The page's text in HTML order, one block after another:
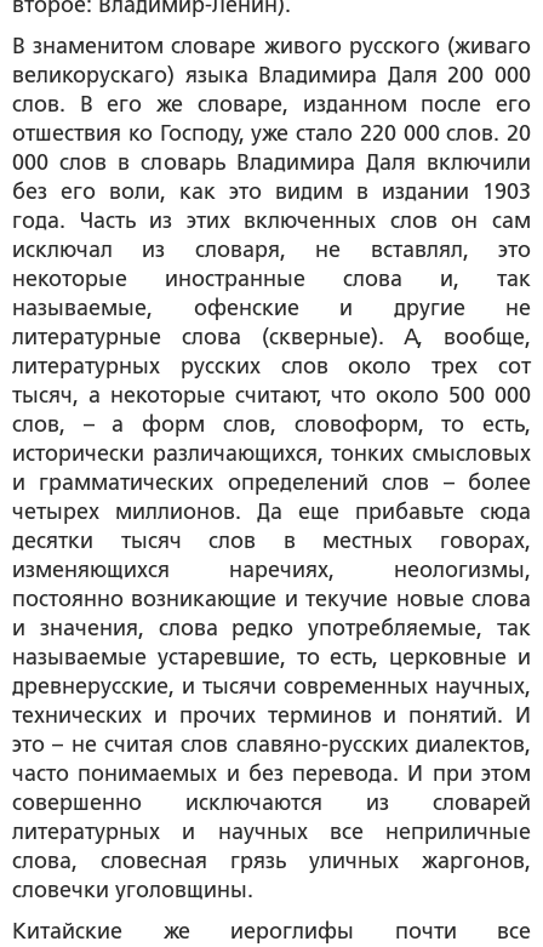
второе: Владимир-Ленин).
В знаменитом словаре живого русского (живаго
великорускаго) языка Владимира Даля 200 000
слов. В его же словаре, изданном после его
отшествия ко Господу, уже стало 220 000 слов. 20
000 слов в словарь Владимира Даля включили
без его воли, как это видим в издании 1903
года. Часть из этих включенных слов он сам
исключал из словаря, не вставлял, это
некоторые иностранные слова и, так
называемые, офенские и другие не
литературные слова (скверные). А, вообще,
литературных русских слов около трех сот
тысяч, а некоторые считают, что около 500 000
слов, – а форм слов, словоформ, то есть,
исторически различающихся, тонких смысловых
и грамматических определений слов – более
четырех миллионов. Да еще прибавьте сюда
десятки тысяч слов в местных говорах,
изменяющихся наречиях, неологизмы,
постоянно возникающие и текучие новые слова
и значения, слова редко употребляемые, так
называемые устаревшие, то есть, церковные и
древнерусские, и тысячи современных научных,
технических и прочих терминов и понятий. И
это – не считая слов славяно-русских диалектов,
часто понимаемых и без перевода. И при этом
совершенно исключаются из словарей
литературных и научных все неприличные
слова, словесная грязь уличных жаргонов,
словечки уголовщины.
Китайские же иероглифы почти все